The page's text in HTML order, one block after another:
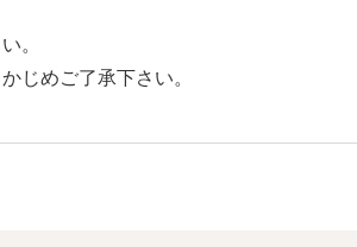
。
じめご了承下さい。